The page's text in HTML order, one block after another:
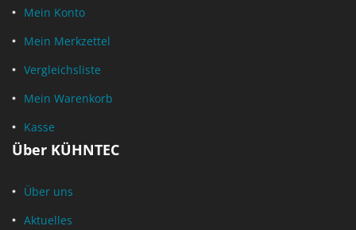
Mein Konto
Mein Merkzettel
Vergleichsliste
Mein Warenkorb
Kasse
Über KÜHNTEC
Über uns
Aktuelles